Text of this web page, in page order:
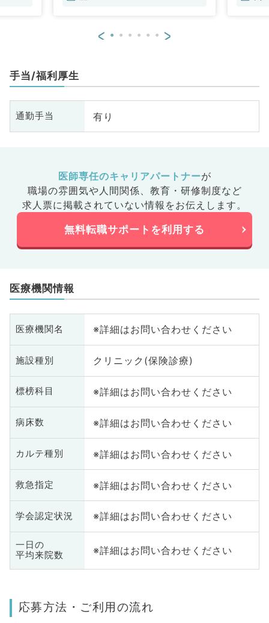
< >
手当/福利厚生
通勤手当 有り
医師専任のキャリアパートナーが
職場の雰囲気や人間関係、 教育・研修制度など
求人票に掲載されていない情報をお伝えします。
無料転職サポートを利用する
医療機関情報
医療機関名 ※詳細はお問い合わせください
施設種別 クリニック(保険診療)
標榜科目 ※詳細はお問い合わせください
病床数 ※詳細はお問い合わせください
カルテ種別 ※詳細はお問い合わせください
救急指定 ※詳細はお問い合わせください
学会認定状況 ※詳細はお問い合わせください
一日の
平均来院数
※詳細はお問い合わせください
応募方法・ご利用の流れ